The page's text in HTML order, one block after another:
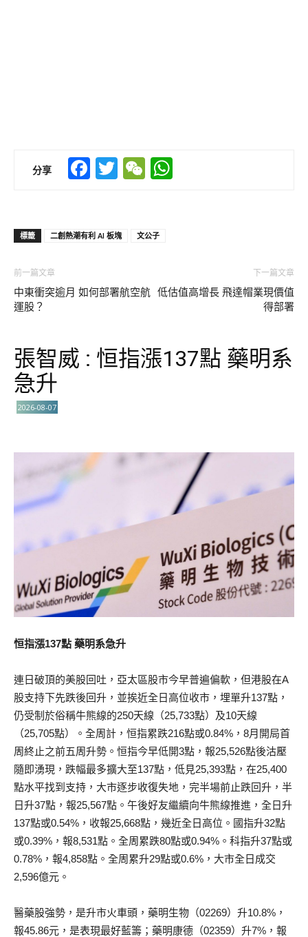
分享 Facebook
TwitterWeChat
標籤 二創熱潮有利 AI 板塊 文公子
前一篇文章
中東衝突逾月 如何部署航空航
運股？
下一篇文章
低估值高增長 飛達帽業現價值
得部署
張智威 : 恒指漲137點 藥明系
急升
2026-08-07
恒指漲137點 藥明系急升
連日破頂的美股回吐，亞太區股市今早普遍偏軟，但港股在A
股支持下先跌後回升，並挨近全日高位收市，埋單升137點，
仍受制於俗稱牛熊線的250天線（25,733點）及10天線
（25,705點）。全周計，恒指累跌216點或0.84%，8月開局首
周終止之前五周升勢。恒指今早低開3點，報25,526點後沽壓
隨即湧現，跌幅最多擴大至137點，低見25,393點，在25,400
點水平找到支持，大市逐步收復失地，完半場前止跌回升，半
日升37點，報25,567點。午後好友繼續向牛熊線推進，全日升
137點或0.54%，收報25,668點，幾近全日高位。國指升32點
或0.39%，報8,531點。全周累跌80點或0.94%。科指升37點或
0.78%，報4,858點。全周累升29點或0.6%，大市全日成交
2,596億元。
醫藥股強勢，是升市火車頭，藥明生物（02269）升10.8%，
報45.86元，是表現最好藍籌；藥明康德（02359）升7%，報